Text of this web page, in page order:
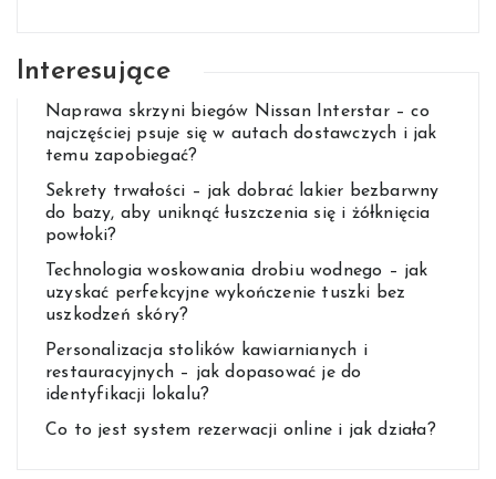
Interesujące
Naprawa skrzyni biegów Nissan Interstar – co
najczęściej psuje się w autach dostawczych i jak
temu zapobiegać?
Sekrety trwałości – jak dobrać lakier bezbarwny
do bazy, aby uniknąć łuszczenia się i żółknięcia
powłoki?
Technologia woskowania drobiu wodnego – jak
uzyskać perfekcyjne wykończenie tuszki bez
uszkodzeń skóry?
Personalizacja stolików kawiarnianych i
restauracyjnych – jak dopasować je do
identyfikacji lokalu?
Co to jest system rezerwacji online i jak działa?